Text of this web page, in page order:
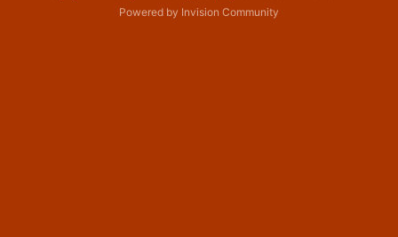
Powered by Invision Community